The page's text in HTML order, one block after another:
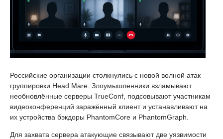
Российские организации столкнулись с новой волной атак
группировки Head Mare. Злоумышленники взламывают
необновлённые серверы TrueConf, подсовывают участникам
видеоконференций заражённый клиент и устанавливают на
их устройства бэкдоры PhantomCore и PhantomGraph.
Для захвата сервера атакующие связывают две уязвимости